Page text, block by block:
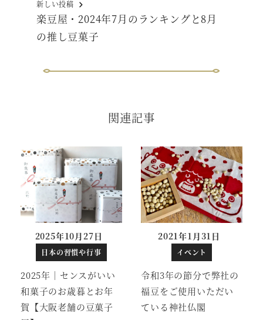
新しい投稿
楽豆屋・2024年7月のランキングと8月
の推し豆菓子
関連記事
2025年｜センスがいい
和菓子のお歳暮とお年
賀【大阪老舗の豆菓子
投稿日
2025年10月27日
日本の習慣や行事
令和3年の節分で弊社の
福豆をご使用いただい
ている神社仏閣
投稿日
2021年1月31日
イベント